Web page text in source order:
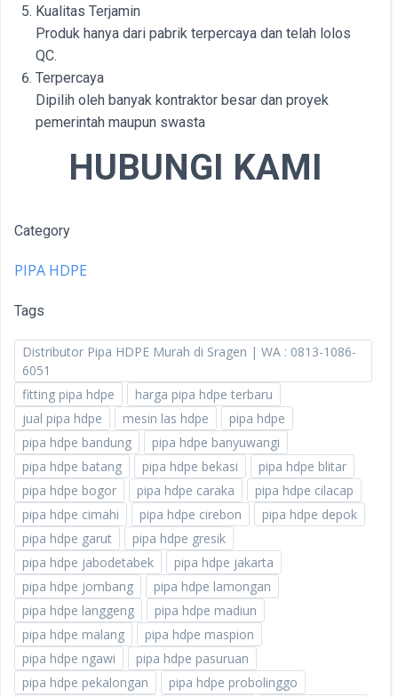
Kualitas Terjamin
Produk hanya dari pabrik terpercaya dan telah lolos
QC.
Terpercaya
Dipilih oleh banyak kontraktor besar dan proyek
pemerintah maupun swasta
HUBUNGI KAMI
Category
PIPA HDPE
Tags
Distributor Pipa HDPE Murah di Sragen | WA : 0813-1086-
6051
fitting pipa hdpe
harga pipa hdpe terbaru
jual pipa hdpe
mesin las hdpe
pipa hdpe
pipa hdpe bandung
pipa hdpe banyuwangi
pipa hdpe batang
pipa hdpe bekasi
pipa hdpe blitar
pipa hdpe bogor
pipa hdpe caraka
pipa hdpe cilacap
pipa hdpe cimahi
pipa hdpe cirebon
pipa hdpe depok
pipa hdpe garut
pipa hdpe gresik
pipa hdpe jabodetabek
pipa hdpe jakarta
pipa hdpe jombang
pipa hdpe lamongan
pipa hdpe langgeng
pipa hdpe madiun
pipa hdpe malang
pipa hdpe maspion
pipa hdpe ngawi
pipa hdpe pasuruan
pipa hdpe pekalongan
pipa hdpe probolinggo